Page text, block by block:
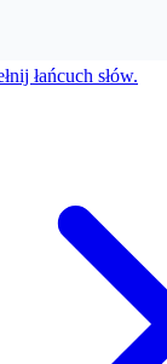
łańcuch słów.